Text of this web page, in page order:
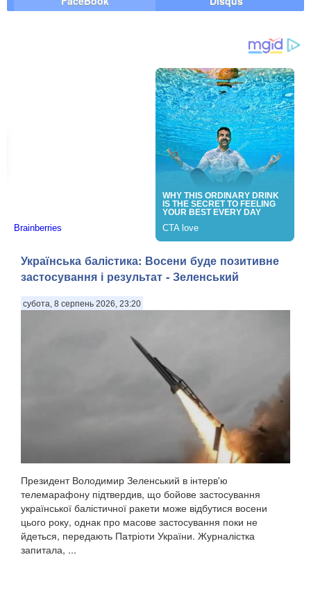
Українська балістика: Восени буде позитивне
застосування і результат - Зеленський
субота, 8 серпень 2026, 23:20
Президент Володимир Зеленський в інтерв'ю
телемарафону підтвердив, що бойове застосування
української балістичної ракети може відбутися восени
цього року, однак про масове застосування поки не
йдеться, передають Патріоти України. Журналістка
запитала, ...